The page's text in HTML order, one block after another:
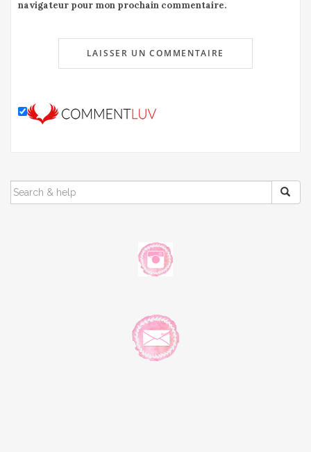
navigateur pour mon prochain commentaire.
SEARCH
FOR: